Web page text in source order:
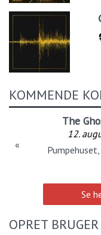
KOMMENDE
The
12.
«
Se
OPRET BRUGER